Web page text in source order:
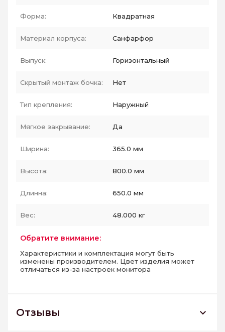
Форма: Квадратная
Материал корпуса: Санфарфор
Выпуск: Горизонтальный
Скрытый монтаж бочка: Нет
Тип крепления: Наружный
Мягкое закрывание: Да
Ширина: 365.0 мм
Высота: 800.0 мм
Длинна: 650.0 мм
Вес: 48.000 кг
Обратите внимание:
Характеристики и комплектация могут быть
изменены производителем. Цвет изделия может
отличаться из-за настроек монитора
Отзывы